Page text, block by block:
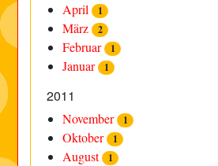
April 1
März 2
Februar 1
Januar 1
2011
November 1
Oktober 1
August 1